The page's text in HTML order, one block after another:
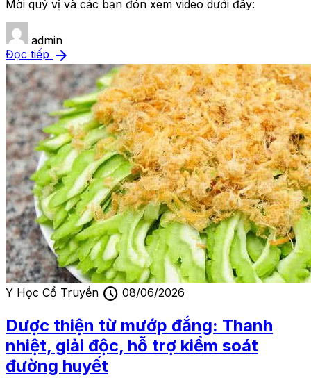
Mời quý vị và các bạn đón xem video dưới đây:
admin
Đọc tiếp arrow_forward
Y Học Cổ Truyền schedule 08/06/2026
Dược thiện từ mướp đắng: Thanh
nhiệt, giải độc, hỗ trợ kiểm soát
đường huyết